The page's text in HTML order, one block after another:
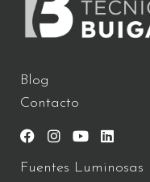
Blog
Contacto
Fuentes Luminosas